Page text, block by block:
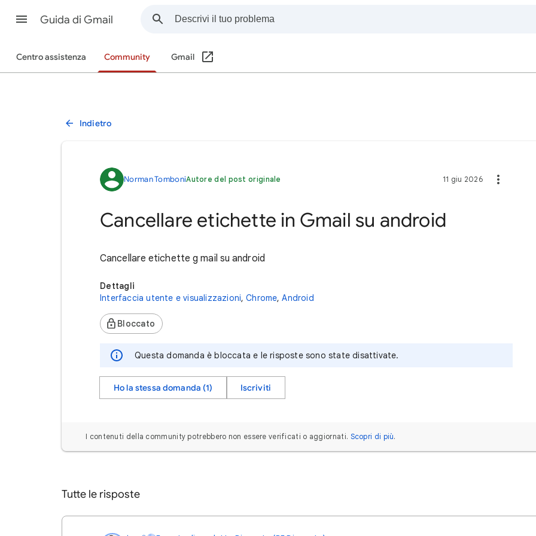
Guida di Gmail
Centro assistenza Community Gmail
Indietro
Norman TomboniAutore del post originale 11 giu 2026
Cancellare etichette in Gmail su android
Cancellare etichette g mail su android
Dettagli
Interfaccia utente e visualizzazioni, Chrome, Android
Bloccato
Questa domanda è bloccata e le risposte sono state disattivate.
Ho la stessa domanda (1) Iscriviti
I contenuti della community potrebbero non essere verificati o aggiornati. Scopri di più.
Tutte le risposte